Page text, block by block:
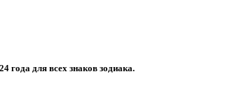
года для всех знаков зодиака.